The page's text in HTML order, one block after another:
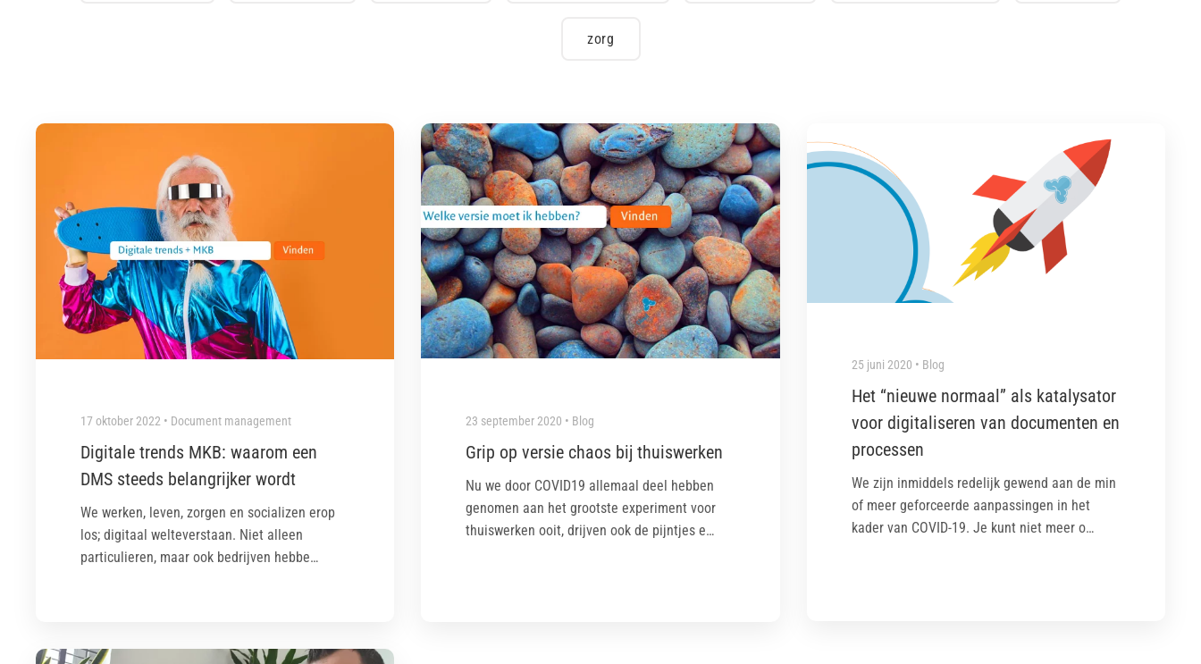
zorg
17 oktober 2022 • Document management
Digitale trends MKB: waarom een
DMS steeds belangrijker wordt
We werken, leven, zorgen en socializen erop
los; digitaal welteverstaan. Niet alleen
particulieren, maar ook bedrijven hebbe…
23 september 2020 • Blog
Grip op versie chaos bij thuiswerken
Nu we door COVID19 allemaal deel hebben
genomen aan het grootste experiment voor
thuiswerken ooit, drijven ook de pijntjes e…
25 juni 2020 • Blog
Het “nieuwe normaal” als katalysator
voor digitaliseren van documenten en
processen
We zijn inmiddels redelijk gewend aan de min
of meer geforceerde aanpassingen in het
kader van COVID-19. Je kunt niet meer o…